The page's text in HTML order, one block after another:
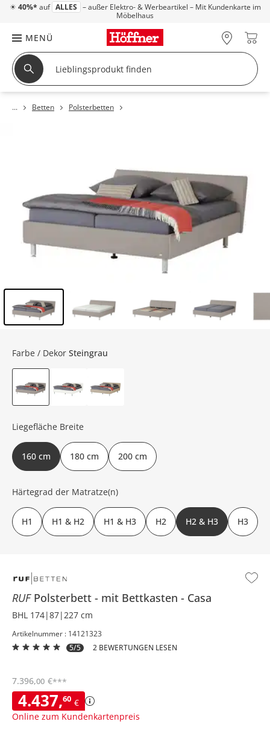
☀ 40%* auf ALLES – außer Elektro- & Werbeartikel – Mit Kundenkarte im
Möbelhaus
MENÜ
Betten Polsterbetten
RUF Polsterbett mit Bettkasten Casa
BHL 174|87|227 cm
Artikelnummer : 14121323
5/5
2 BEWERTUNGEN LESEN
4.437,60 €
Online zum Kundenkartenpreis
7.396,00 €***
Farbe / Dekor Steingrau
Liegefläche Breite
160 cm 180 cm 200 cm
Härtegrad der Matratze(n)
H1 H1 & H2 H1 & H3 H2 H2 & H3 H3